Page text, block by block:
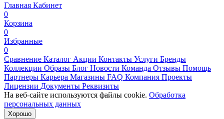
Главная Кабинет
0
Корзина
0
Избранные
0
Сравнение Каталог Акции Контакты Услуги Бренды
Коллекции Образы Блог Новости Команда Отзывы Помощь
Партнеры Карьера Магазины FAQ Компания Проекты
Лицензии Документы Реквизиты
На веб-сайте используются файлы cookie. Обработка
персональных данных
Хорошо